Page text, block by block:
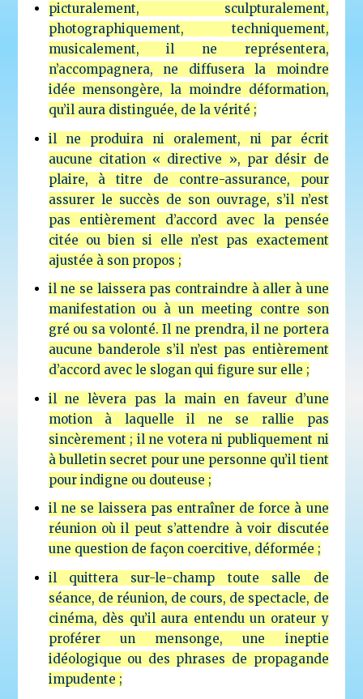
picturalement, sculpturalement,
photographiquement, techniquement,
musicalement, il ne représentera,
n’accompagnera, ne diffusera la moindre
idée mensongère, la moindre déformation,
qu’il aura distinguée, de la vérité ;
il ne produira ni oralement, ni par écrit
aucune citation « directive », par désir de
plaire, à titre de contre-assurance, pour
assurer le succès de son ouvrage, s’il n’est
pas entièrement d’accord avec la pensée
citée ou bien si elle n’est pas exactement
ajustée à son propos ;
il ne se laissera pas contraindre à aller à une
manifestation ou à un meeting contre son
gré ou sa volonté. Il ne prendra, il ne portera
aucune banderole s’il n’est pas entièrement
d’accord avec le slogan qui figure sur elle ;
il ne lèvera pas la main en faveur d’une
motion à laquelle il ne se rallie pas
sincèrement ; il ne votera ni publiquement ni
à bulletin secret pour une personne qu’il tient
pour indigne ou douteuse ;
il ne se laissera pas entraîner de force à une
réunion où il peut s’attendre à voir discutée
une question de façon coercitive, déformée ;
il quittera sur-le-champ toute salle de
séance, de réunion, de cours, de spectacle, de
cinéma, dès qu’il aura entendu un orateur y
proférer un mensonge, une ineptie
idéologique ou des phrases de propagande
impudente ;